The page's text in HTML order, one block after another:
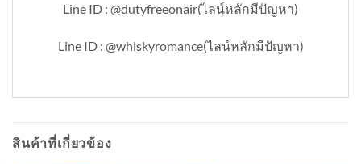
Line ID : @dutyfreeonair(ไลน์หลักมีปัญหา)
Line ID : @whiskyromance(ไลน์หลักมีปัญหา)
สินค้าที่เกี่ยวข้อง